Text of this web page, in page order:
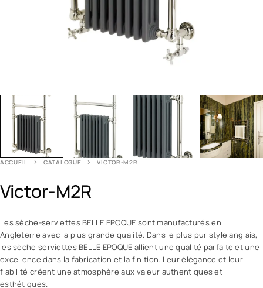
ACCUEIL CATALOGUE VICTOR-M2R
Victor-M2R
Les sèche-serviettes BELLE EPOQUE sont manufacturés en
Angleterre avec la plus grande qualité. Dans le plus pur style anglais,
les sèche serviettes BELLE EPOQUE allient une qualité parfaite et une
excellence dans la fabrication et la finition. Leur élégance et leur
fiabilité créent une atmosphère aux valeur authentiques et
esthétiques.